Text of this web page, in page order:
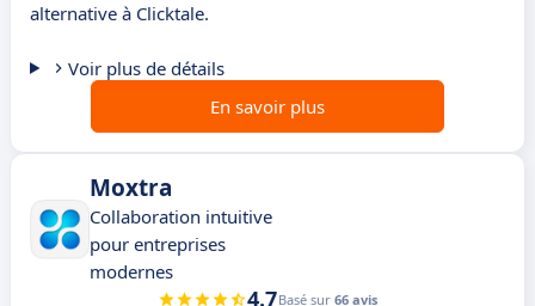
alternative à Clicktale.
Voir plus de détails
En savoir plus
Moxtra
Collaboration intuitive
pour entreprises
modernes
4.7Basé sur 66 avis